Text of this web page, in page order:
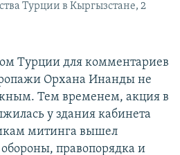
Турции в Кыргызстане, 2
Турции для комментариев
Орхана Инанды не
Тем временем, акция в
у здания кабинета
митинга вышел
правопорядка и